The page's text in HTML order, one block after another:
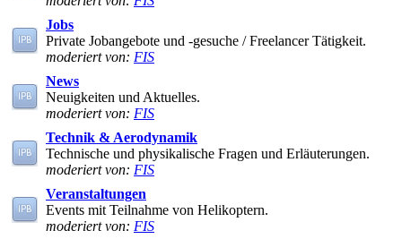
Jobs
Private Jobangebote und -gesuche / Freelancer Tätigkeit.
moderiert von: FIS
News
Neuigkeiten und Aktuelles.
moderiert von: FIS
Technik & Aerodynamik
Technische und physikalische Fragen und Erläuterungen.
moderiert von: FIS
Veranstaltungen
Events mit Teilnahme von Helikoptern.
moderiert von: FIS